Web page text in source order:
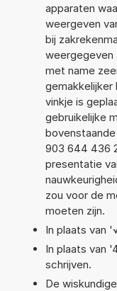
apparaten
weergeven
bij
weergegeven
met name
gemakkelijker
vinkje is
gebruikelijke
903 644 436
presentatie
zou voor de
moeten zijn.
In plaats van
In plaats van
schrijven.
De